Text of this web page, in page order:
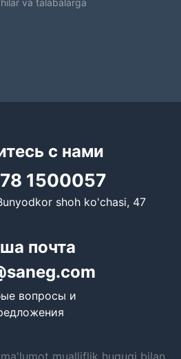
va talabalarga
с нами
1500057
shoh ko'chasi, 47
почта
вопросы и
mualliflik huquqi bilan